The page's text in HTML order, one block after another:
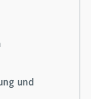
und